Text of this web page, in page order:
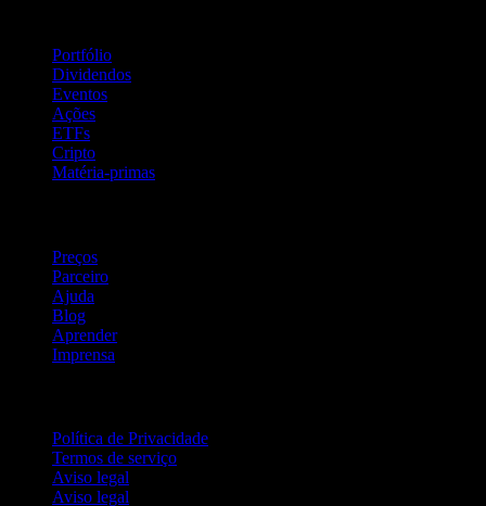
Portfólio
Dividendos
Eventos
Ações
ETFs
Cripto
Matéria-primas
Preços
Parceiro
Ajuda
Blog
Aprender
Imprensa
Política de Privacidade
Termos de serviço
Aviso legal
Aviso legal